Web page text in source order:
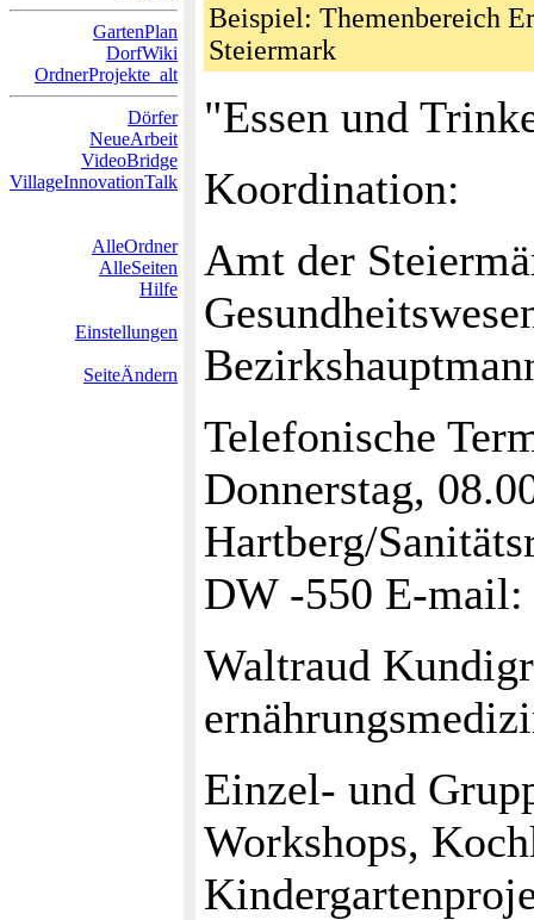
GartenPlan
DorfWiki
OrdnerProjekte_alt
Dörfer
NeueArbeit
VideoBridge
VillageInnovationTalk
AlleOrdner
AlleSeiten
Hilfe
Einstellungen
SeiteÄndern
Beispiel: Themenbereich
Steiermark
"Essen und
Koordination:
Amt der
Telefonische
Donnerstag,
Hartberg/
DW -550 E-mail:
Waltraud
Einzel- und
Workshops,